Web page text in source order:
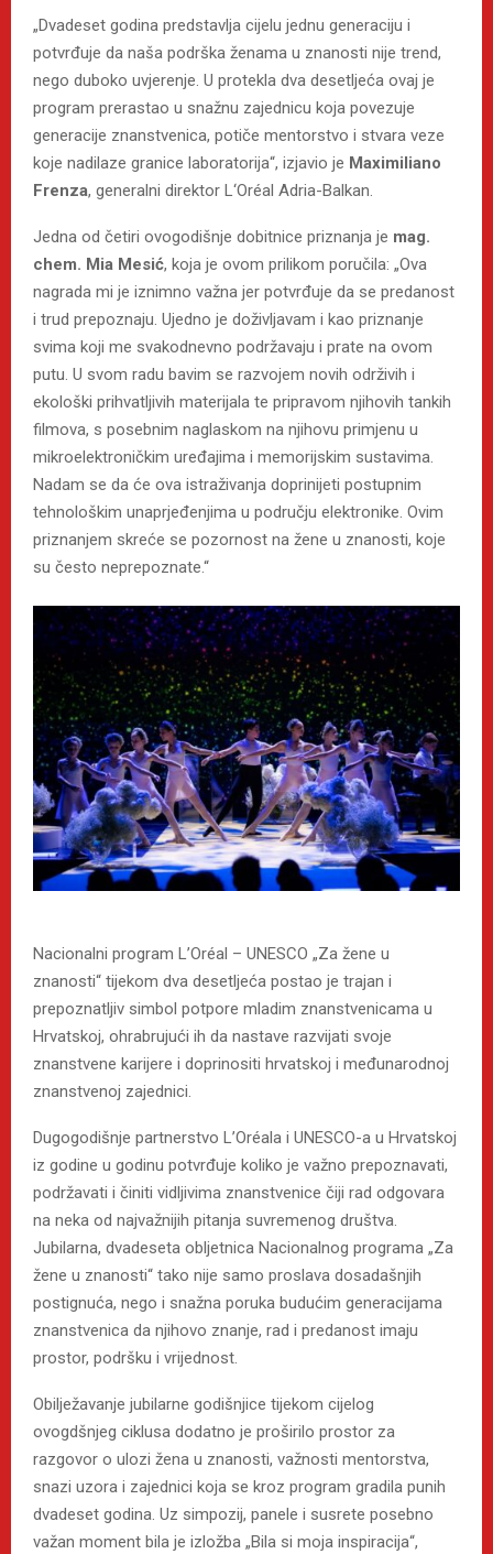
„Dvadeset godina predstavlja cijelu jednu generaciju i
potvrđuje da naša podrška ženama u znanosti nije trend,
nego duboko uvjerenje. U protekla dva desetljeća ovaj je
program prerastao u snažnu zajednicu koja povezuje
generacije znanstvenica, potiče mentorstvo i stvara veze
koje nadilaze granice laboratorija“, izjavio je Maximiliano
Frenza, generalni direktor L‘Oréal Adria-Balkan.
Jedna od četiri ovogodišnje dobitnice priznanja je mag.
chem. Mia Mesić, koja je ovom prilikom poručila: „Ova
nagrada mi je iznimno važna jer potvrđuje da se predanost
i trud prepoznaju. Ujedno je doživljavam i kao priznanje
svima koji me svakodnevno podržavaju i prate na ovom
putu. U svom radu bavim se razvojem novih održivih i
ekološki prihvatljivih materijala te pripravom njihovih tankih
filmova, s posebnim naglaskom na njihovu primjenu u
mikroelektroničkim uređajima i memorijskim sustavima.
Nadam se da će ova istraživanja doprinijeti postupnim
tehnološkim unaprjeđenjima u području elektronike. Ovim
priznanjem skreće se pozornost na žene u znanosti, koje
su često neprepoznate.“
Nacionalni program L’Oréal – UNESCO „Za žene u
znanosti“ tijekom dva desetljeća postao je trajan i
prepoznatljiv simbol potpore mladim znanstvenicama u
Hrvatskoj, ohrabrujući ih da nastave razvijati svoje
znanstvene karijere i doprinositi hrvatskoj i međunarodnoj
znanstvenoj zajednici.
Dugogodišnje partnerstvo L’Oréala i UNESCO-a u Hrvatskoj
iz godine u godinu potvrđuje koliko je važno prepoznavati,
podržavati i činiti vidljivima znanstvenice čiji rad odgovara
na neka od najvažnijih pitanja suvremenog društva.
Jubilarna, dvadeseta obljetnica Nacionalnog programa „Za
žene u znanosti“ tako nije samo proslava dosadašnjih
postignuća, nego i snažna poruka budućim generacijama
znanstvenica da njihovo znanje, rad i predanost imaju
prostor, podršku i vrijednost.
Obilježavanje jubilarne godišnjice tijekom cijelog
ovogdšnjeg ciklusa dodatno je proširilo prostor za
razgovor o ulozi žena u znanosti, važnosti mentorstva,
snazi uzora i zajednici koja se kroz program gradila punih
dvadeset godina. Uz simpozij, panele i susrete posebno
važan moment bila je izložba „Bila si moja inspiracija“,